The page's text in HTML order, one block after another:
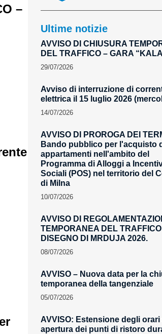
–
Ultime notizie
AVVISO DI CHIUSURA
DEL TRAFFICO – GARA
29/07/2026
Avviso di interruzione di
elettrica il 15 luglio 2026
14/07/2026
AVVISO DI PROROGA DEI
Bando pubblico per l'acquisto
appartamenti nell'ambito del
Programma di Alloggi a
Sociali (POS) nel territorio del
di Milna
10/07/2026
AVVISO DI
TEMPORANEA DEL
DISEGNO DI MRDUJA 2026.
08/07/2026
AVVISO – Nuova data per la
temporanea della tangenziale
05/07/2026
AVVISO: Estensione degli orari
apertura dei punti di ristoro